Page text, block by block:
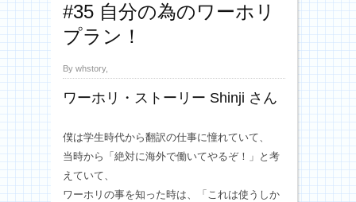
#35 自分の為のワーホリ
プラン！
By whstory,
ワーホリ・ストーリー Shinji さん
僕は学生時代から翻訳の仕事に憧れていて、
当時から「絶対に海外で働いてやるぞ！」と考
えていて、
ワーホリの事を知った時は、「これは使うしか